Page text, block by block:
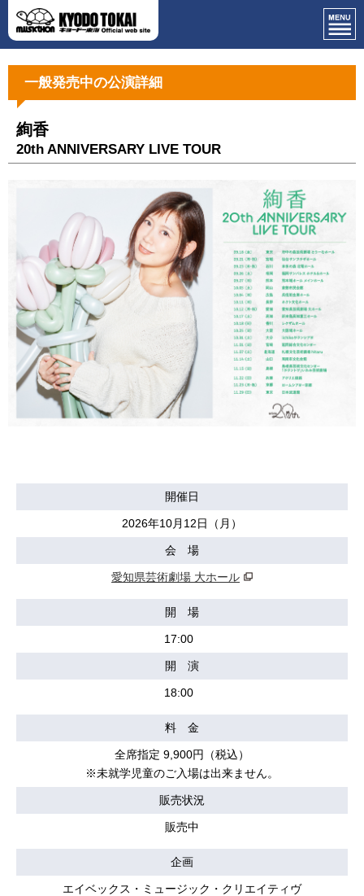
一般発売中の公演詳細
絢香
20th ANNIVERSARY LIVE TOUR
開催日
2026年10月12日（月）
会 場
愛知県芸術劇場 大ホール
開 場
17:00
開 演
18:00
料 金
全席指定 9,900円（税込）
※未就学児童のご入場は出来ません。
販売状況
販売中
企画
エイベックス・ミュージック・クリエイティヴ